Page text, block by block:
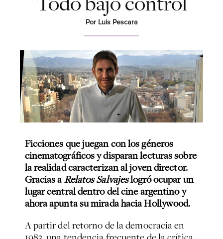
Por Luis Pescara
Ficciones que juegan con los géneros
cinematográficos y disparan lecturas sobre
la realidad caracterizan al joven director.
Gracias aRelatos Salvajeslogró ocupar un
lugar central dentro del cine argentino y
ahora apunta su mirada hacia Hollywood.
A partir del retorno de la democracia en